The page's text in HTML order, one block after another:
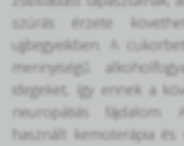
szúrás érzete
ujjbegyeikben. A
mennyiségű
idegeket, így ennek a
neuropátiás fájdalom.
használt kemoterápia és